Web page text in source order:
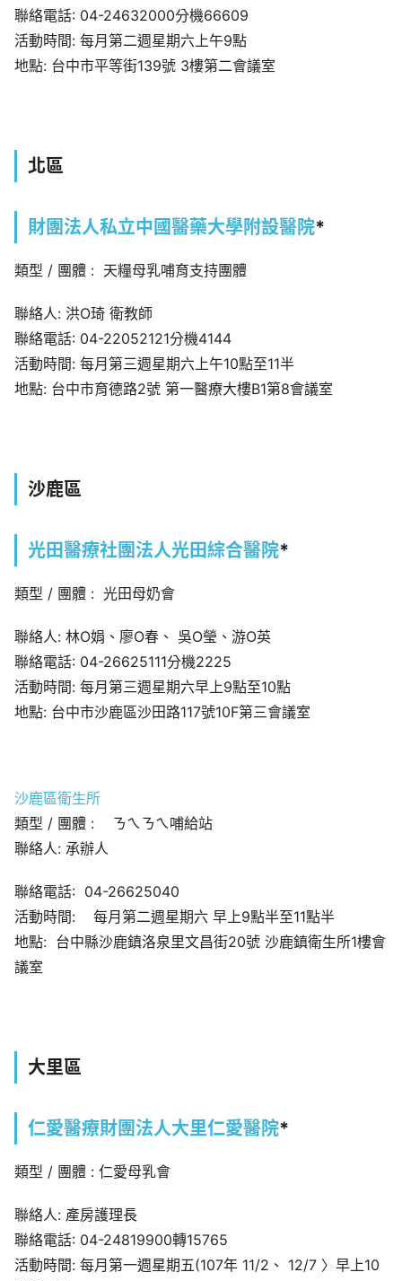
聯絡電話: 04-24632000分機66609
活動時間: 每月第二週星期六上午9點
地點: 台中市平等街139號 3樓第二會議室
北區
財團法人私立中國醫藥大學附設醫院*
類型 / 團體 : 天糧母乳哺育支持團體
聯絡人: 洪O琦 衛教師
聯絡電話: 04-22052121分機4144
活動時間: 每月第三週星期六上午10點至11半
地點: 台中市育德路2號 第一醫療大樓B1第8會議室
沙鹿區
光田醫療社團法人光田綜合醫院*
類型 / 團體 : 光田母奶會
聯絡人: 林O娟、廖O春、 吳O瑩、游O英
聯絡電話: 04-26625111分機2225
活動時間: 每月第三週星期六早上9點至10點
地點: 台中市沙鹿區沙田路117號10F第三會議室
沙鹿區衛生所
類型 / 團體 : ㄋㄟㄋㄟ哺給站
聯絡人: 承辦人
聯絡電話: 04-26625040
活動時間: 每月第二週星期六 早上9點半至11點半
地點: 台中縣沙鹿鎮洛泉里文昌街20號 沙鹿鎮衛生所1樓會
議室
大里區
仁愛醫療財團法人大里仁愛醫院*
類型 / 團體 : 仁愛母乳會
聯絡人: 產房護理長
聯絡電話: 04-24819900轉15765
活動時間: 每月第一週星期五(107年 11/2、 12/7 〉早上10